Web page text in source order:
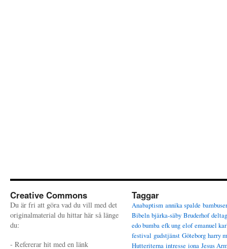
Creative Commons
Du är fri att göra vad du vill med det
originalmaterial du hittar här så länge
du:
- Refererar hit med en länk
Taggar
Anabaptism annika spalde bambuser
Bibeln bjärka-säby Bruderhof
edo bumba efk ung elof emanuel
festival gudstjänst Göteborg harry
Hutteriterna intresse iona Jesus